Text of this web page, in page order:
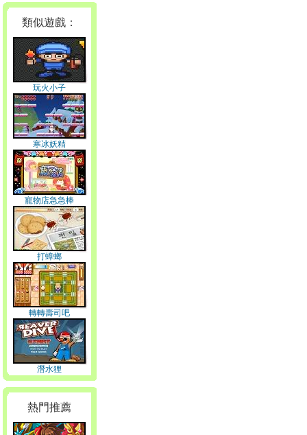
類似遊戲：
玩火小子
寒冰妖精
寵物店急急棒
打蟑螂
轉轉壽司吧
潛水狸
熱門推薦